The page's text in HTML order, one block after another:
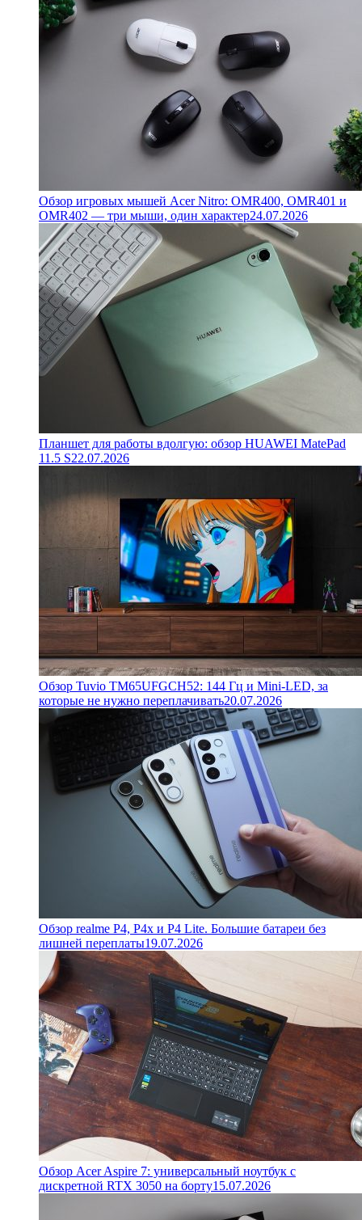
Обзор игровых мышей Acer Nitro: OMR400, OMR401 и
OMR402 — три мыши, один характер24.07.2026
Планшет для работы вдолгую: обзор HUAWEI MatePad
11.5 S22.07.2026
Обзор Tuvio TM65UFGCH52: 144 Гц и Mini-LED, за
которые не нужно переплачивать20.07.2026
Обзор realme P4, P4x и P4 Lite. Большие батареи без
лишней переплаты19.07.2026
Обзор Acer Aspire 7: универсальный ноутбук с
дискретной RTX 3050 на борту15.07.2026